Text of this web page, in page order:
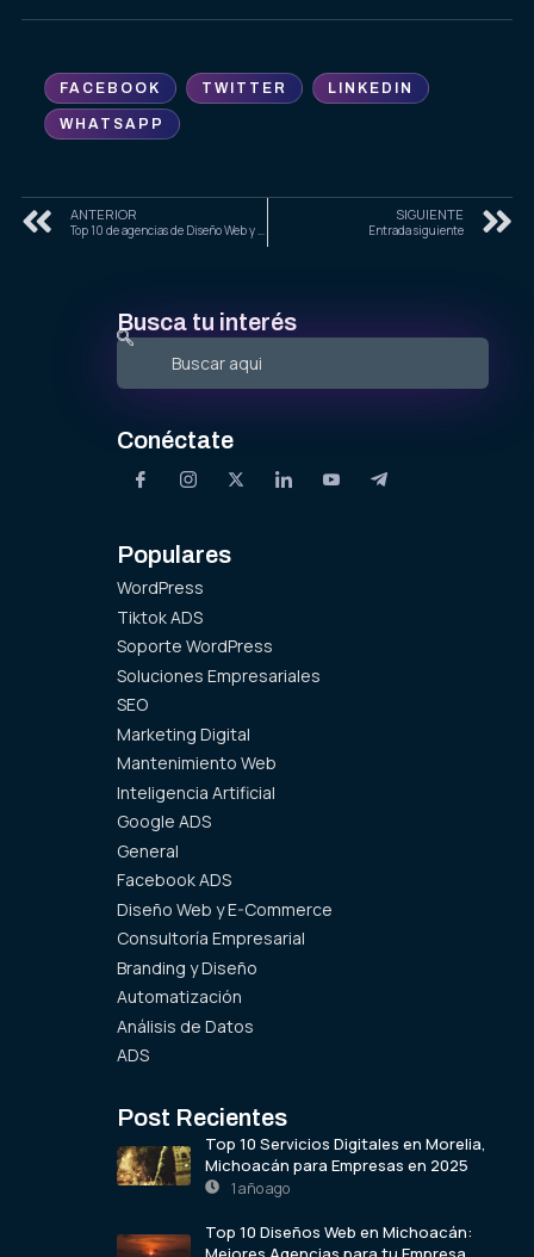
FACEBOOK TWITTER LINKEDIN
WHATSAPP
ANTERIOR
Top 10 de agencias de Diseño Web y E-Commerce en Ciudad de México (CDMX)
SIGUIENTE
Entrada siguiente
Busca tu interés
Conéctate
Populares
WordPress
Tiktok ADS
Soporte WordPress
Soluciones Empresariales
SEO
Marketing Digital
Mantenimiento Web
Inteligencia Artificial
Google ADS
General
Facebook ADS
Diseño Web y E-Commerce
Consultoría Empresarial
Branding y Diseño
Automatización
Análisis de Datos
ADS
Post Recientes
Top 10 Servicios Digitales en Morelia,
Michoacán para Empresas en 2025
1 año ago
Top 10 Diseños Web en Michoacán: